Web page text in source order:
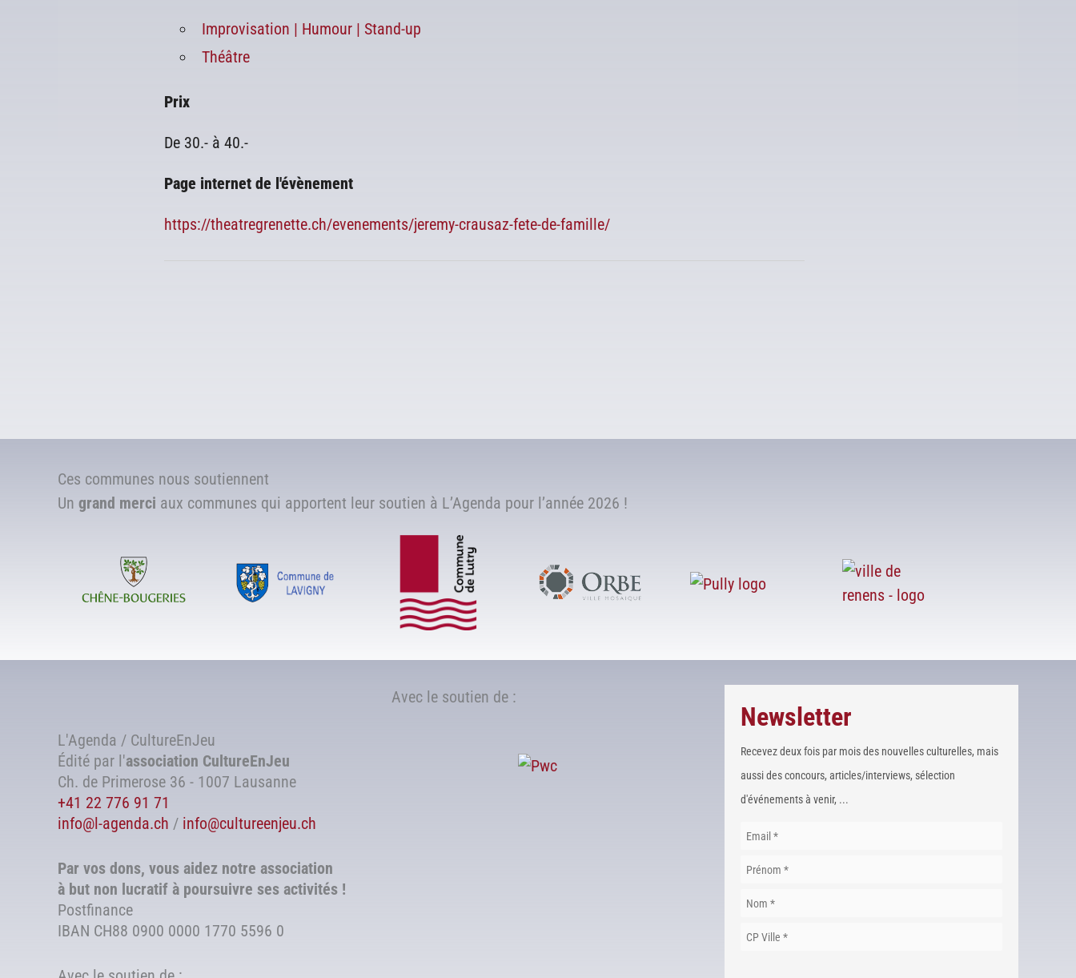
Improvisation | Humour | Stand-up
Théâtre
Prix
De 30.- à 40.-
Page internet de l'évènement
https://theatregrenette.ch/evenements/jeremy-crausaz-fete-de-famille/
Ces communes nous soutiennent
Un grand merci aux communes qui apportent leur soutien à L’Agenda pour l’année 2026 !
L'Agenda / CultureEnJeu
Édité par l'association CultureEnJeu
Ch. de Primerose 36 - 1007 Lausanne
+41 22 776 91 71
info@l-agenda.ch / info@cultureenjeu.ch
Par vos dons, vous aidez notre association
à but non lucratif à poursuivre ses activités !
Postfinance
IBAN CH88 0900 0000 1770 5596 0
Avec le soutien de :
Newsletter
Recevez deux fois par mois des nouvelles culturelles, mais
aussi des concours, articles/interviews, sélection
d'événements à venir, ...